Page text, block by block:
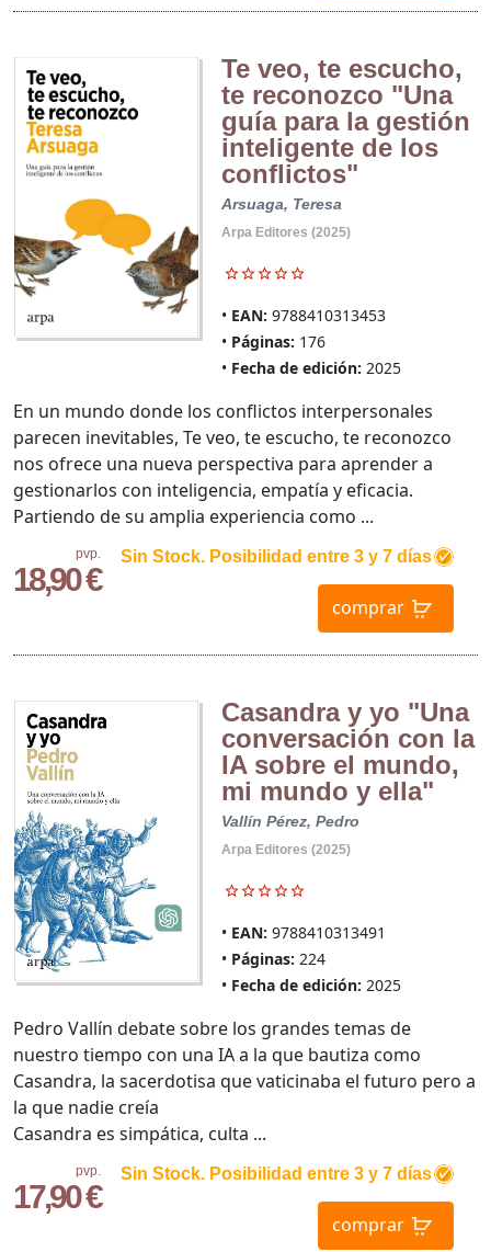
Te veo, te escucho,
te reconozco "Una
guía para la gestión
inteligente de los
conflictos"
Arsuaga, Teresa
Arpa Editores (2025)
EAN: 9788410313453
Páginas: 176
Fecha de edición: 2025
pvp.
18,90 €
Sin Stock. Posibilidad entre 3 y 7 días
comprar
En un mundo donde los conflictos interpersonales
parecen inevitables, Te veo, te escucho, te reconozco
nos ofrece una nueva perspectiva para aprender a
gestionarlos con inteligencia, empatía y eficacia.
Partiendo de su amplia experiencia como ...
Casandra y yo "Una
conversación con la
IA sobre el mundo,
mi mundo y ella"
Vallín Pérez, Pedro
Arpa Editores (2025)
EAN: 9788410313491
Páginas: 224
Fecha de edición: 2025
pvp.
17,90 €
Sin Stock. Posibilidad entre 3 y 7 días
comprar
Pedro Vallín debate sobre los grandes temas de
nuestro tiempo con una IA a la que bautiza como
Casandra, la sacerdotisa que vaticinaba el futuro pero a
la que nadie creía
Casandra es simpática, culta ...